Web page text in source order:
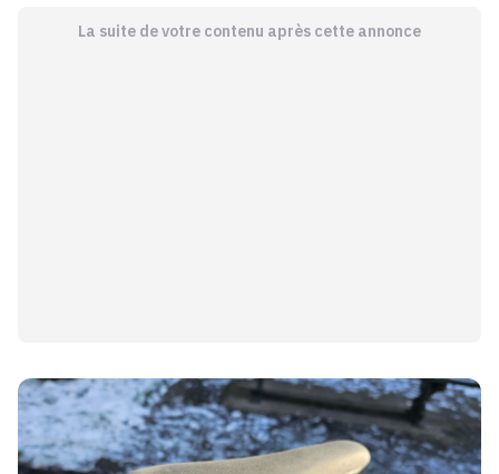
La suite de votre contenu après cette annonce